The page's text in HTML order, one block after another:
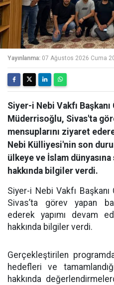
Yayınlanma: 07 Ağustos 2026 Cuma
Siyer-i Nebi Vakfı Başkanı
Müderrisoğlu, Sivas'ta
mensuplarını ziyaret
Nebi Külliyesi'nin son
ülkeye ve İslam dünyasına
hakkında bilgiler verdi.
Siyer-i Nebi Vakfı
Sivas’ta görev yapan
ederek yapımı devam
hakkında bilgiler verdi.
Gerçekleştirilen
hedefleri ve
hakkında